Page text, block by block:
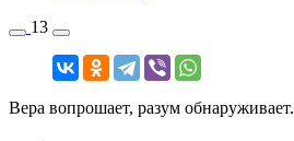
13
Вера вопрошает, разум обнаруживает.